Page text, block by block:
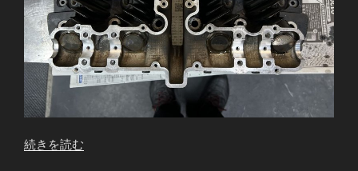
“Z1000Mk2
続きを読む